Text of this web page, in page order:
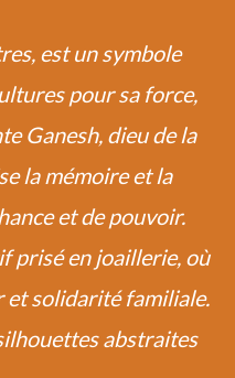
est un symbole
pour sa force,
Ganesh, dieu de la
la mémoire et la
et de pouvoir.
prisé en joaillerie, où
et solidarité familiale.
abstraites